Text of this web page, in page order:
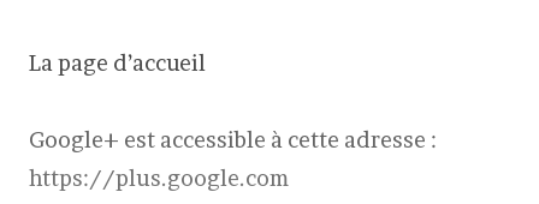
La page d’accueil
Google+ est accessible à cette adresse :
https://plus.google.com